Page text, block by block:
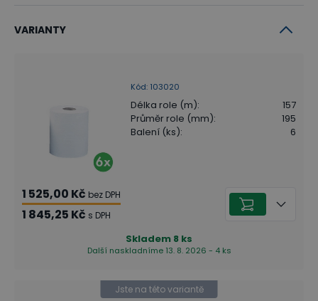
VARIANTY
Kód: 103020
Délka role (m):
157
Průměr role (mm):
195
Balení (ks): 6
1 525,00 Kč bez DPH
1 845,25 Kč s DPH
Skladem 8 ks
Další naskladníme 13. 8. 2026 - 4 ks
Jste na této variantě